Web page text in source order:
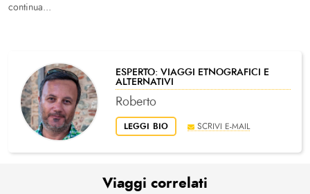
continua...
ESPERTO: VIAGGI ETNOGRAFICI E
ALTERNATIVI
Roberto
SCRIVI E-MAIL
LEGGI BIO
Viaggi correlati